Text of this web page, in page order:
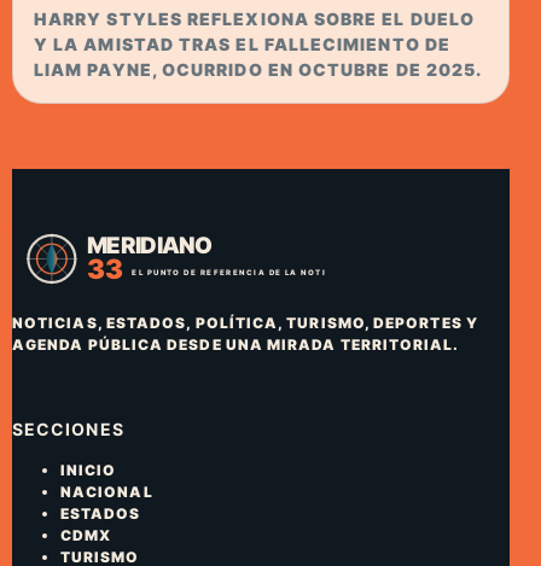
HARRY STYLES REFLEXIONA SOBRE EL DUELO
Y LA AMISTAD TRAS EL FALLECIMIENTO DE
LIAM PAYNE, OCURRIDO EN OCTUBRE DE 2025.
NOTICIAS, ESTADOS, POLÍTICA, TURISMO, DEPORTES Y
AGENDA PÚBLICA DESDE UNA MIRADA TERRITORIAL.
SECCIONES
INICIO
NACIONAL
ESTADOS
CDMX
TURISMO